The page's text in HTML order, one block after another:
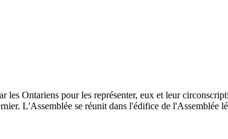
Ontariens pour les représenter, eux et leur
L'Assemblée se réunit dans l'édifice de l'Assemblée